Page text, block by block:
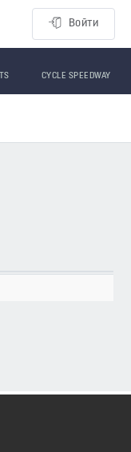
Войти
CYCLE SPEEDWAY